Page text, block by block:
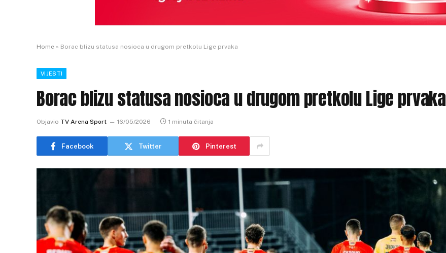
Home » Borac blizu statusa nosioca u drugom pretkolu Lige prvaka
VIJESTI
Borac blizu statusa nosioca u drugom pretkolu Lige prvaka
Objavio TV Arena Sport 16/05/2026 1 minuta čitanja
Facebook Twitter Pinterest